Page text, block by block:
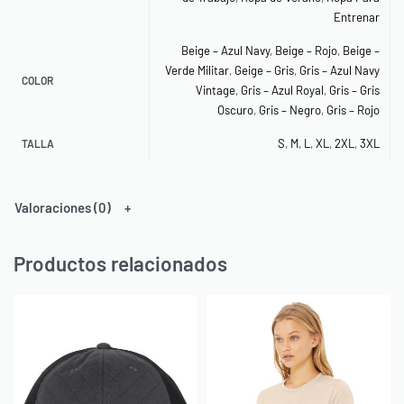
Entrenar
COLOR
Beige – Azul Navy, Beige – Rojo, Beige –
Verde Militar, Geige – Gris, Gris – Azul Navy
Vintage, Gris – Azul Royal, Gris – Gris
Oscuro, Gris – Negro, Gris – Rojo
TALLA S, M, L ,XL ,2XL ,3XL
Valoraciones (0)
Productos relacionados